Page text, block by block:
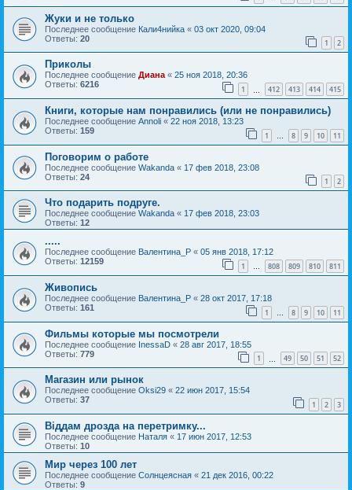
Жуки и не только
Последнее сообщение Кали4нийка « 03 окт 2020, 09:04
Ответы: 20 1 2
Приколы
Последнее сообщение Диана« 25 ноя 2018, 20:36
Ответы: 6216 1 412 413 414 415
Книги, которые нам понравились (или не понравились)
Последнее сообщение Annoli « 22 ноя 2018, 13:23
Ответы: 159 1 … 8 9 10 11
Поговорим о работе
Последнее сообщение Wakanda « 17 фев 2018, 23:08
Ответы: 24 1 2
Что подарить подруге.
Последнее сообщение Wakanda « 17 фев 2018, 23:03
Ответы: 12
.....
Последнее сообщение Валентина_Р « 05 янв 2018, 17:12
Ответы: 12159 1 … 808 809 810 811
Живопись
Последнее сообщение Валентина_Р « 28 окт 2017, 17:18
Ответы: 161 1 … 8 9 10 11
Фильмы которые мы посмотрели
Последнее сообщение InessaD « 28 авг 2017, 18:55
Ответы: 779 1 49 50 51 52
Магазин или рынок
Последнее сообщение Oksi29 « 22 июн 2017, 15:54
Ответы: 37 1 2 3
Віддам дрозда на перетримку...
Последнее сообщение Наталя « 17 июн 2017, 12:53
Ответы: 10
Мир через 100 лет
Последнее сообщение Солнцеясная « 21 дек 2016, 00:22
Ответы: 9